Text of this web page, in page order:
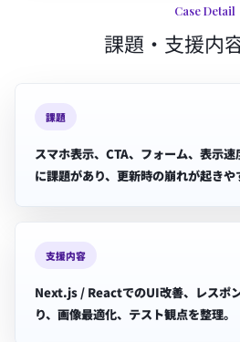
Case Detail
課題・支援内
課題
スマホ表示、CTA、フォーム、表示
に課題があり、更新時の崩れが起きや
支援内容
Next.js / ReactでのUI改善、レスポ
り、画像最適化、テスト観点を整理。